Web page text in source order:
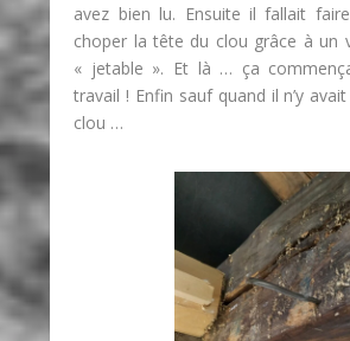
avez bien lu. Ensuite il fallait
choper la tête du clou grâce à un
« jetable ». Et là … ça
travail ! Enfin sauf quand il n’y
clou …